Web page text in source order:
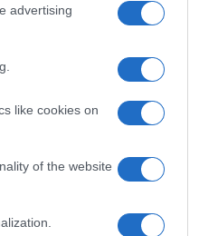
advertising
like cookies on
of the website
cautela